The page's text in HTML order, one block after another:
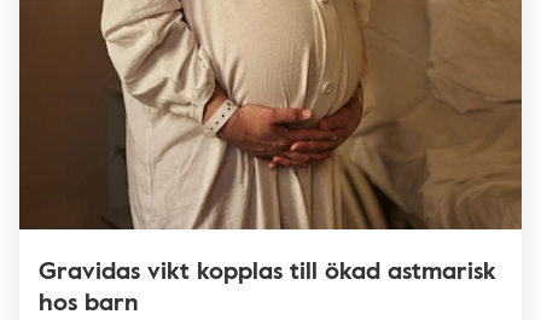
Gravidas vikt kopplas till ökad astmarisk
hos barn